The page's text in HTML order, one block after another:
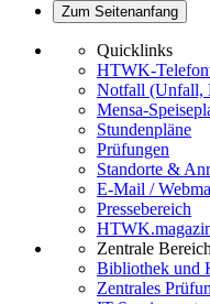
Zum Seitenanfang
Quicklinks
HTWK-
Notfall (Unfall,
Mensa-
Stundenpläne
Prüfungen
Standorte &
E-Mail /
Pressebereich
Zentrale
Bibliothek und
Zentrales